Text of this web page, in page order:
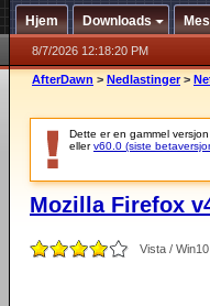
Hjem Downloads
8/7/2026 12:18:20 PM
AfterDawn > Nedlastinger >
Dette er en gammel
ellerv60.0 (siste
Mozilla Firefox
Vista /